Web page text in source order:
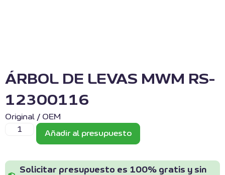
ÁRBOL DE LEVAS MWM RS-
12300116
Original / OEM
Añadir al presupuesto
Solicitar presupuesto es 100% gratis y sin